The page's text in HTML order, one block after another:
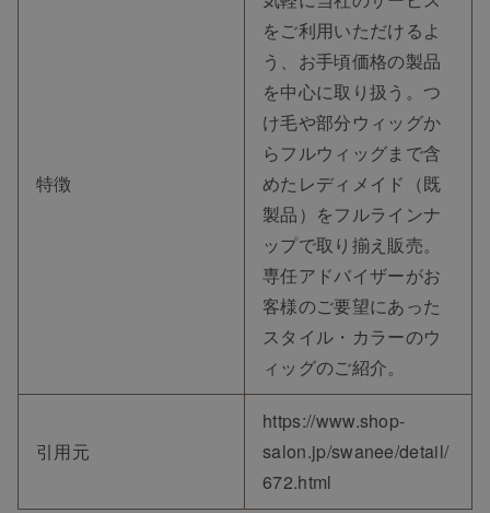
特徴
をご利用いただけるよ
う、お手頃価格の製品
を中心に取り扱う。つ
け毛や部分ウィッグか
らフルウィッグまで含
めたレディメイド（既
製品）をフルラインナ
ップで取り揃え販売。
専任アドバイザーがお
客様のご要望にあった
スタイル・カラーのウ
ィッグのご紹介。
引用元
https://www.shop-
salon.jp/swanee/detail/
672.html